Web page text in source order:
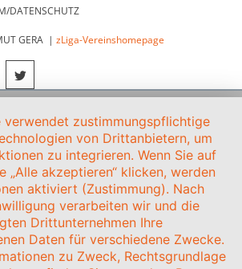
DATENSCHUTZ
GERA | zLiga-Vereinshomepage
verwendet zustimmungspflichtige
von Drittanbietern, um
zu integrieren. Wenn Sie auf
„Alle akzeptieren“ klicken, werden
aktiviert (Zustimmung). Nach
verarbeiten wir und die
Drittunternehmen Ihre
Daten für verschiedene Zwecke.
zu Zweck, Rechtsgrundlage